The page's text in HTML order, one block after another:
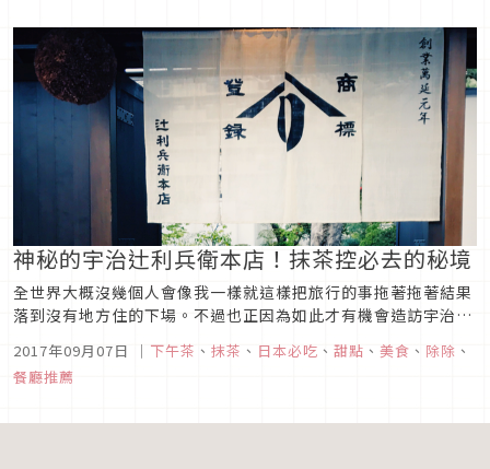
神秘的宇治辻利兵衛本店！抹茶控必去的秘境
全世界大概沒幾個人會像我一樣就這樣把旅行的事拖著拖著結果
落到沒有地方住的下場。不過也正因為如此才有機會造訪宇治。
宇治市位於京都南部，以茶聞名。一出JR車站茶香馬上撲鼻而
來。在世界遺產平等院前的表參道上更是匯集了許多著名的茶
行。不過這次造訪的「辻利兵衛本店」並不在表參道上，而是在
2017年09月07日 ｜ 下午茶 、 抹茶 、 日本必吃 、 甜點 、 美食 、 除除 、
餐廳推薦